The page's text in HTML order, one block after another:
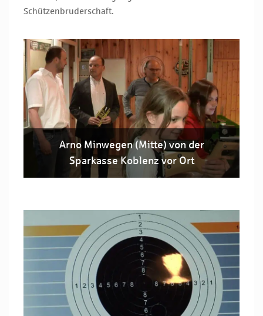
Schützenbruderschaft.
Arno Minwegen (Mitte) von der
Sparkasse Koblenz vor Ort